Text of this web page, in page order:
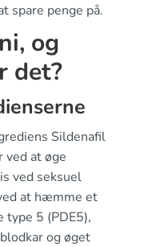
spare penge på.
og
det?
Sildenafil
ved at øge
ved seksuel
at hæmme et
type 5 (PDE5),
og øget